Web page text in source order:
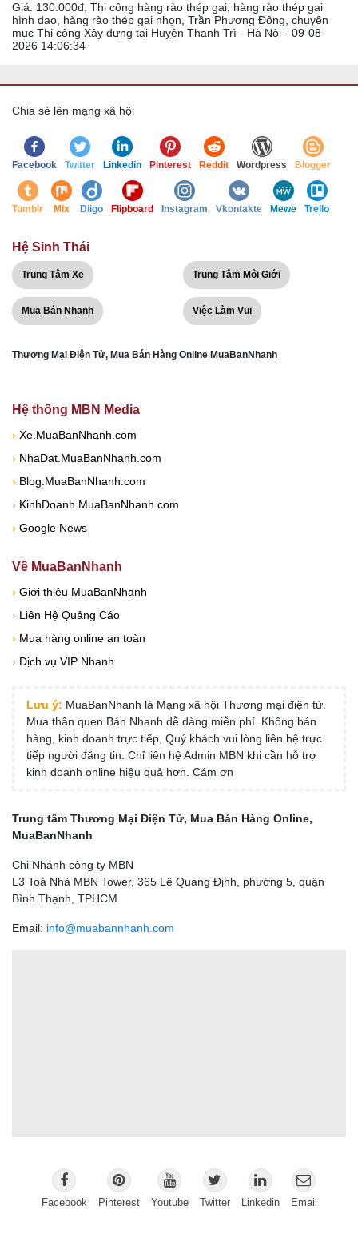
Giá: 130.000đ, Thi công hàng rào thép gai, hàng rào thép gai
hình dao, hàng rào thép gai nhọn, Trần Phương Đông, chuyên
mục Thi công Xây dựng tại Huyện Thanh Trì - Hà Nội - 09-08-
2026 14:06:34
Chia sẻ lên mạng xã hội
Facebook Twitter Linkedin Pinterest Reddit Wordpress Blogger
Tumblr Mix Diigo Flipboard Instagram Vkontakte Mewe Trello
Hệ Sinh Thái
Trung Tâm Xe Trung Tâm Môi Giới
Mua Bán Nhanh Việc Làm Vui
Thương Mại Điện Tử, Mua Bán Hàng Online MuaBanNhanh
Hệ thống MBN Media
› Xe.MuaBanNhanh.com
› NhaDat.MuaBanNhanh.com
› Blog.MuaBanNhanh.com
› KinhDoanh.MuaBanNhanh.com
› Google News
Về MuaBanNhanh
› Giới thiệu MuaBanNhanh
› Liên Hệ Quảng Cáo
› Mua hàng online an toàn
› Dịch vụ VIP Nhanh
Lưu ý: MuaBanNhanh là Mạng xã hội Thương mại điện tử.
Mua thân quen Bán Nhanh dễ dàng miễn phí. Không bán
hàng, kinh doanh trực tiếp, Quý khách vui lòng liên hệ trực
tiếp người đăng tin. Chỉ liên hệ Admin MBN khi cần hỗ trợ
kinh doanh online hiệu quả hơn. Cám ơn
Trung tâm Thương Mại Điện Tử, Mua Bán Hàng Online,
MuaBanNhanh
Chi Nhánh công ty MBN
L3 Toà Nhà MBN Tower, 365 Lê Quang Định, phường 5, quận
Bình Thạnh, TPHCM
Email: info@muabannhanh.com
Facebook Pinterest Youtube Twitter Linkedin Email